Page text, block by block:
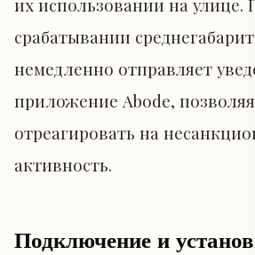
их использовании на улице.
срабатывании
немедленно отправляет
приложение Abode, позволяя
отреагировать на
активность.
Подключение и